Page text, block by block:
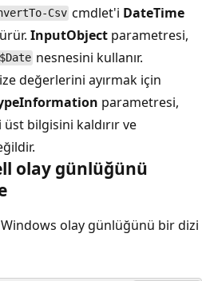
Csv cmdlet'i DateTime
InputObject parametresi,
$Date nesnesini kullanır.
değerlerini ayırmak için
parametresi,
üst bilgisini kaldırır ve
olay günlüğünü
olay günlüğünü bir dizi